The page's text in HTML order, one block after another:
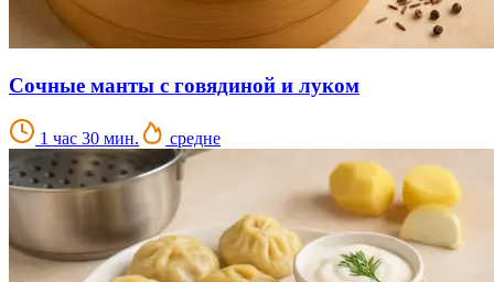
Сочные манты с говядиной и луком
1 час 30 мин. средне